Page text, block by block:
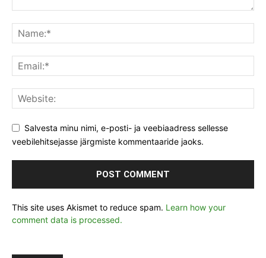
Salvesta minu nimi, e-posti- ja veebiaadress sellesse
veebilehitsejasse järgmiste kommentaaride jaoks.
This site uses Akismet to reduce spam. Learn how your
comment data is processed.